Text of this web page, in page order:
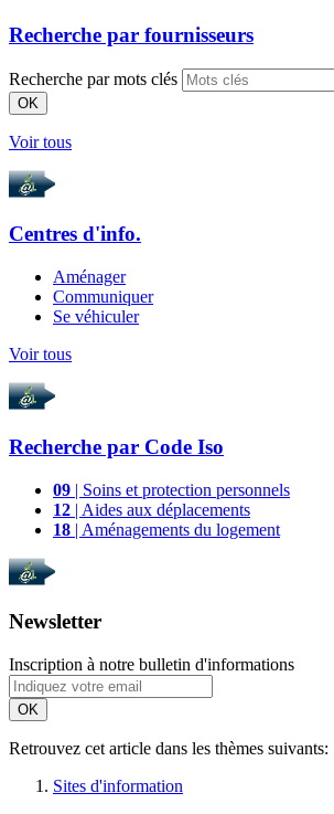
Recherche par fournisseurs
Recherche par mots clés
OK
Voir tous
Centres d'info.
Aménager
Communiquer
Se véhiculer
Voir tous
Recherche par Code Iso
09 | Soins et protection personnels
12 | Aides aux déplacements
18 | Aménagements du logement
Newsletter
Inscription à notre bulletin d'informations
OK
Retrouvez cet article dans les thèmes suivants:
Sites d'information